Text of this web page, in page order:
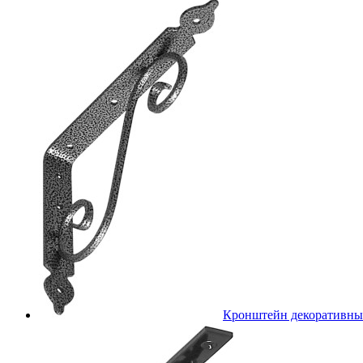
Кронштейн